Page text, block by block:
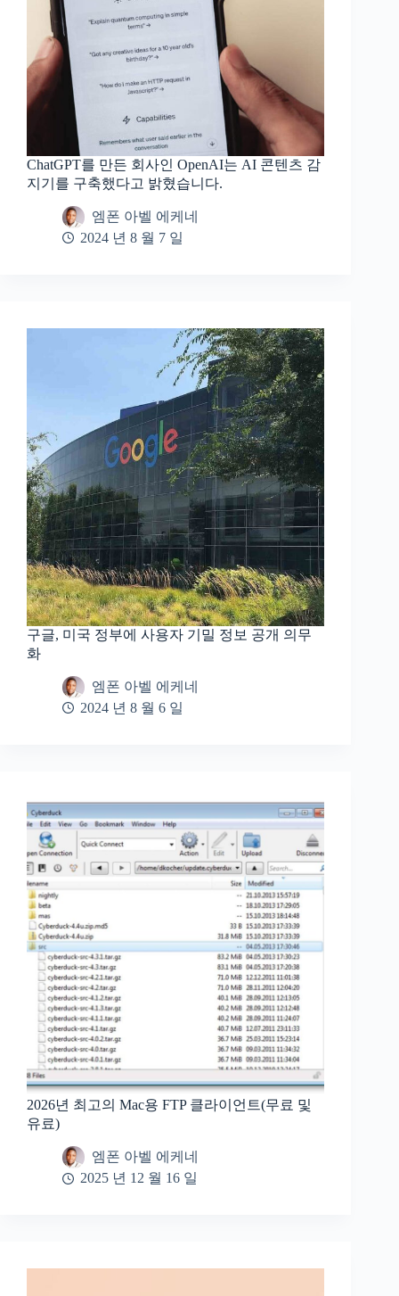
ChatGPT를 만든 회사인 OpenAI는 AI 콘텐츠 감
지기를 구축했다고 밝혔습니다.
엠폰 아벨 에케네
2024 년 8 월 7 일
구글, 미국 정부에 사용자 기밀 정보 공개 의무
화
엠폰 아벨 에케네
2024 년 8 월 6 일
2026년 최고의 Mac용 FTP 클라이언트(무료 및
유료)
엠폰 아벨 에케네
2025 년 12 월 16 일